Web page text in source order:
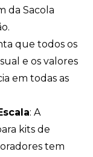
da Sacola
que todos os
e os valores
em todas as
: A
kits de
tem